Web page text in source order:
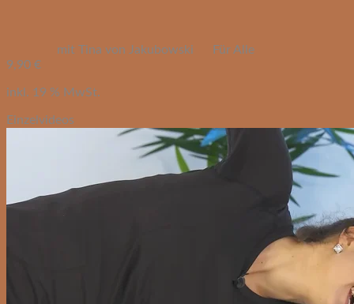
mit Tina von Jakubowski
Für Alle
9,90 €
inkl. 19 % MwSt.
Einzelvideos